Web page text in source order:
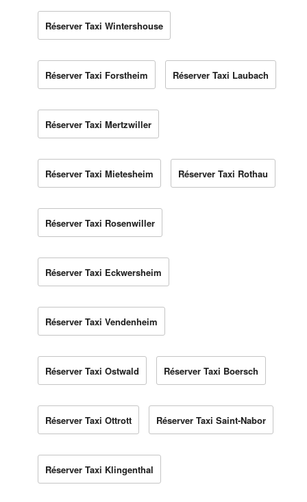
Réserver Taxi Wintershouse
Réserver Taxi Forstheim Réserver Taxi Laubach
Réserver Taxi Mertzwiller
Réserver Taxi Mietesheim Réserver Taxi Rothau
Réserver Taxi Rosenwiller
Réserver Taxi Eckwersheim
Réserver Taxi Vendenheim
Réserver Taxi Ostwald Réserver Taxi Boersch
Réserver Taxi Ottrott Réserver Taxi Saint-Nabor
Réserver Taxi Klingenthal